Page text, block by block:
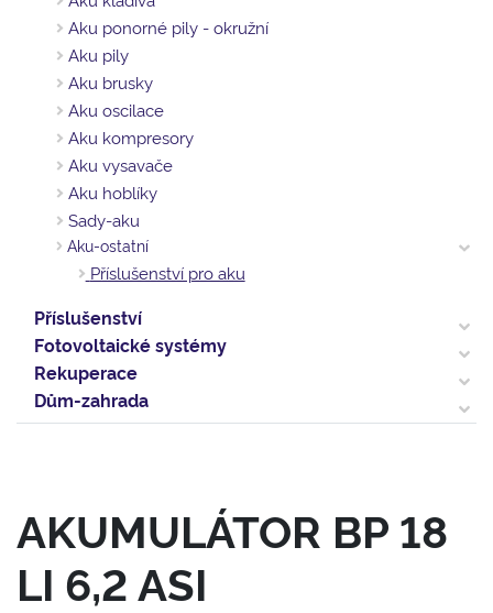
Aku ponorné pily - okružní
Aku pily
Aku brusky
Aku oscilace
Aku kompresory
Aku vysavače
Aku hoblíky
Sady-aku
Aku-ostatní
Příslušenství pro aku
Příslušenství
Fotovoltaické systémy
Rekuperace
Dům-zahrada
AKUMULÁTOR BP 18
LI 6,2 ASI